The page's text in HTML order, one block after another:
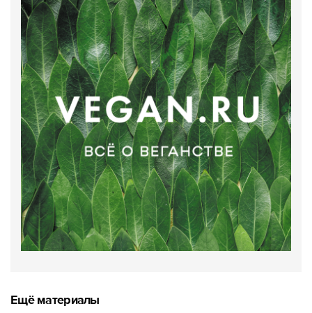
Ещё материалы